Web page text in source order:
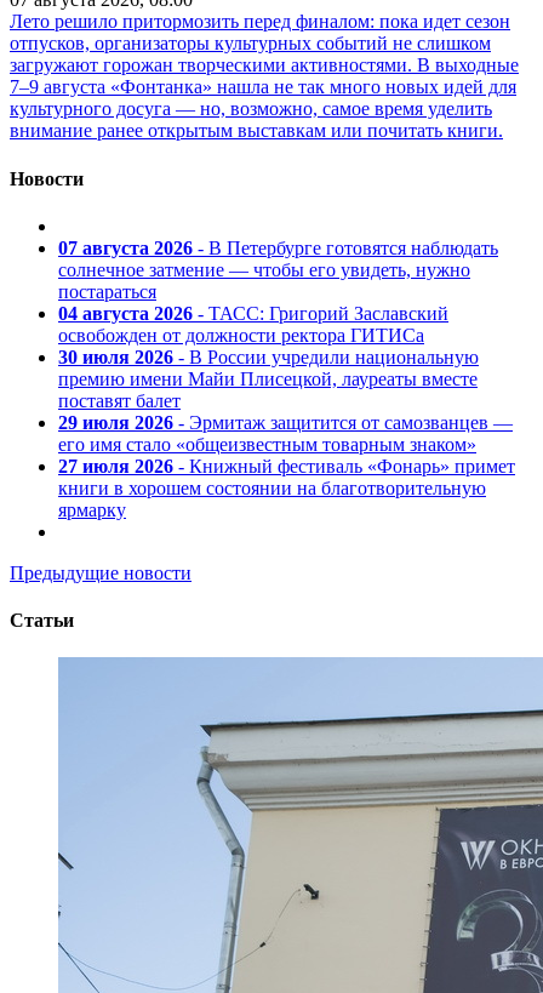
Лето решило притормозить перед финалом: пока идет сезон
отпусков, организаторы культурных событий не слишком
загружают горожан творческими активностями. В выходные
7–9 августа «Фонтанка» нашла не так много новых идей для
культурного досуга — но, возможно, самое время уделить
внимание ранее открытым выставкам или почитать книги.
Новости
07 августа 2026 - В Петербурге готовятся наблюдать
солнечное затмение — чтобы его увидеть, нужно
постараться
04 августа 2026 - ТАСС: Григорий Заславский
освобожден от должности ректора ГИТИСа
30 июля 2026 - В России учредили национальную
премию имени Майи Плисецкой, лауреаты вместе
поставят балет
29 июля 2026 - Эрмитаж защитится от самозванцев —
его имя стало «общеизвестным товарным знаком»
27 июля 2026 - Книжный фестиваль «Фонарь» примет
книги в хорошем состоянии на благотворительную
ярмарку
Предыдущие новости
Статьи